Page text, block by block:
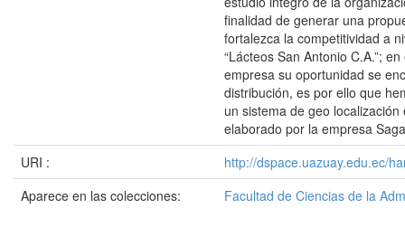
finalidad de generar una
fortalezca la competitividad a
“Lácteos San Antonio C.A.”;
empresa su oportunidad se
distribución, es por ello que
un sistema de geo localización
elaborado por la empresa
URI :
http://dspace.uazuay.edu.ec/
Aparece en las colecciones:
Facultad de Ciencias de la